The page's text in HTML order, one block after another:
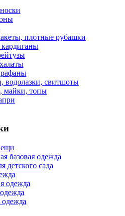
плотные рубашки
водолазки, свитшоты
майки, топы
базовая одежда
детского сада
одежда